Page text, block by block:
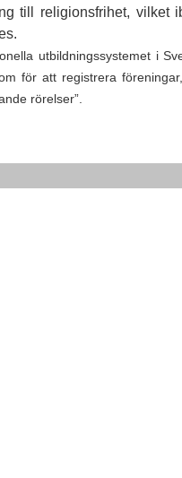
till religionsfrihet, vilket
utbildningssystemet i
för att registrera
rörelser”.